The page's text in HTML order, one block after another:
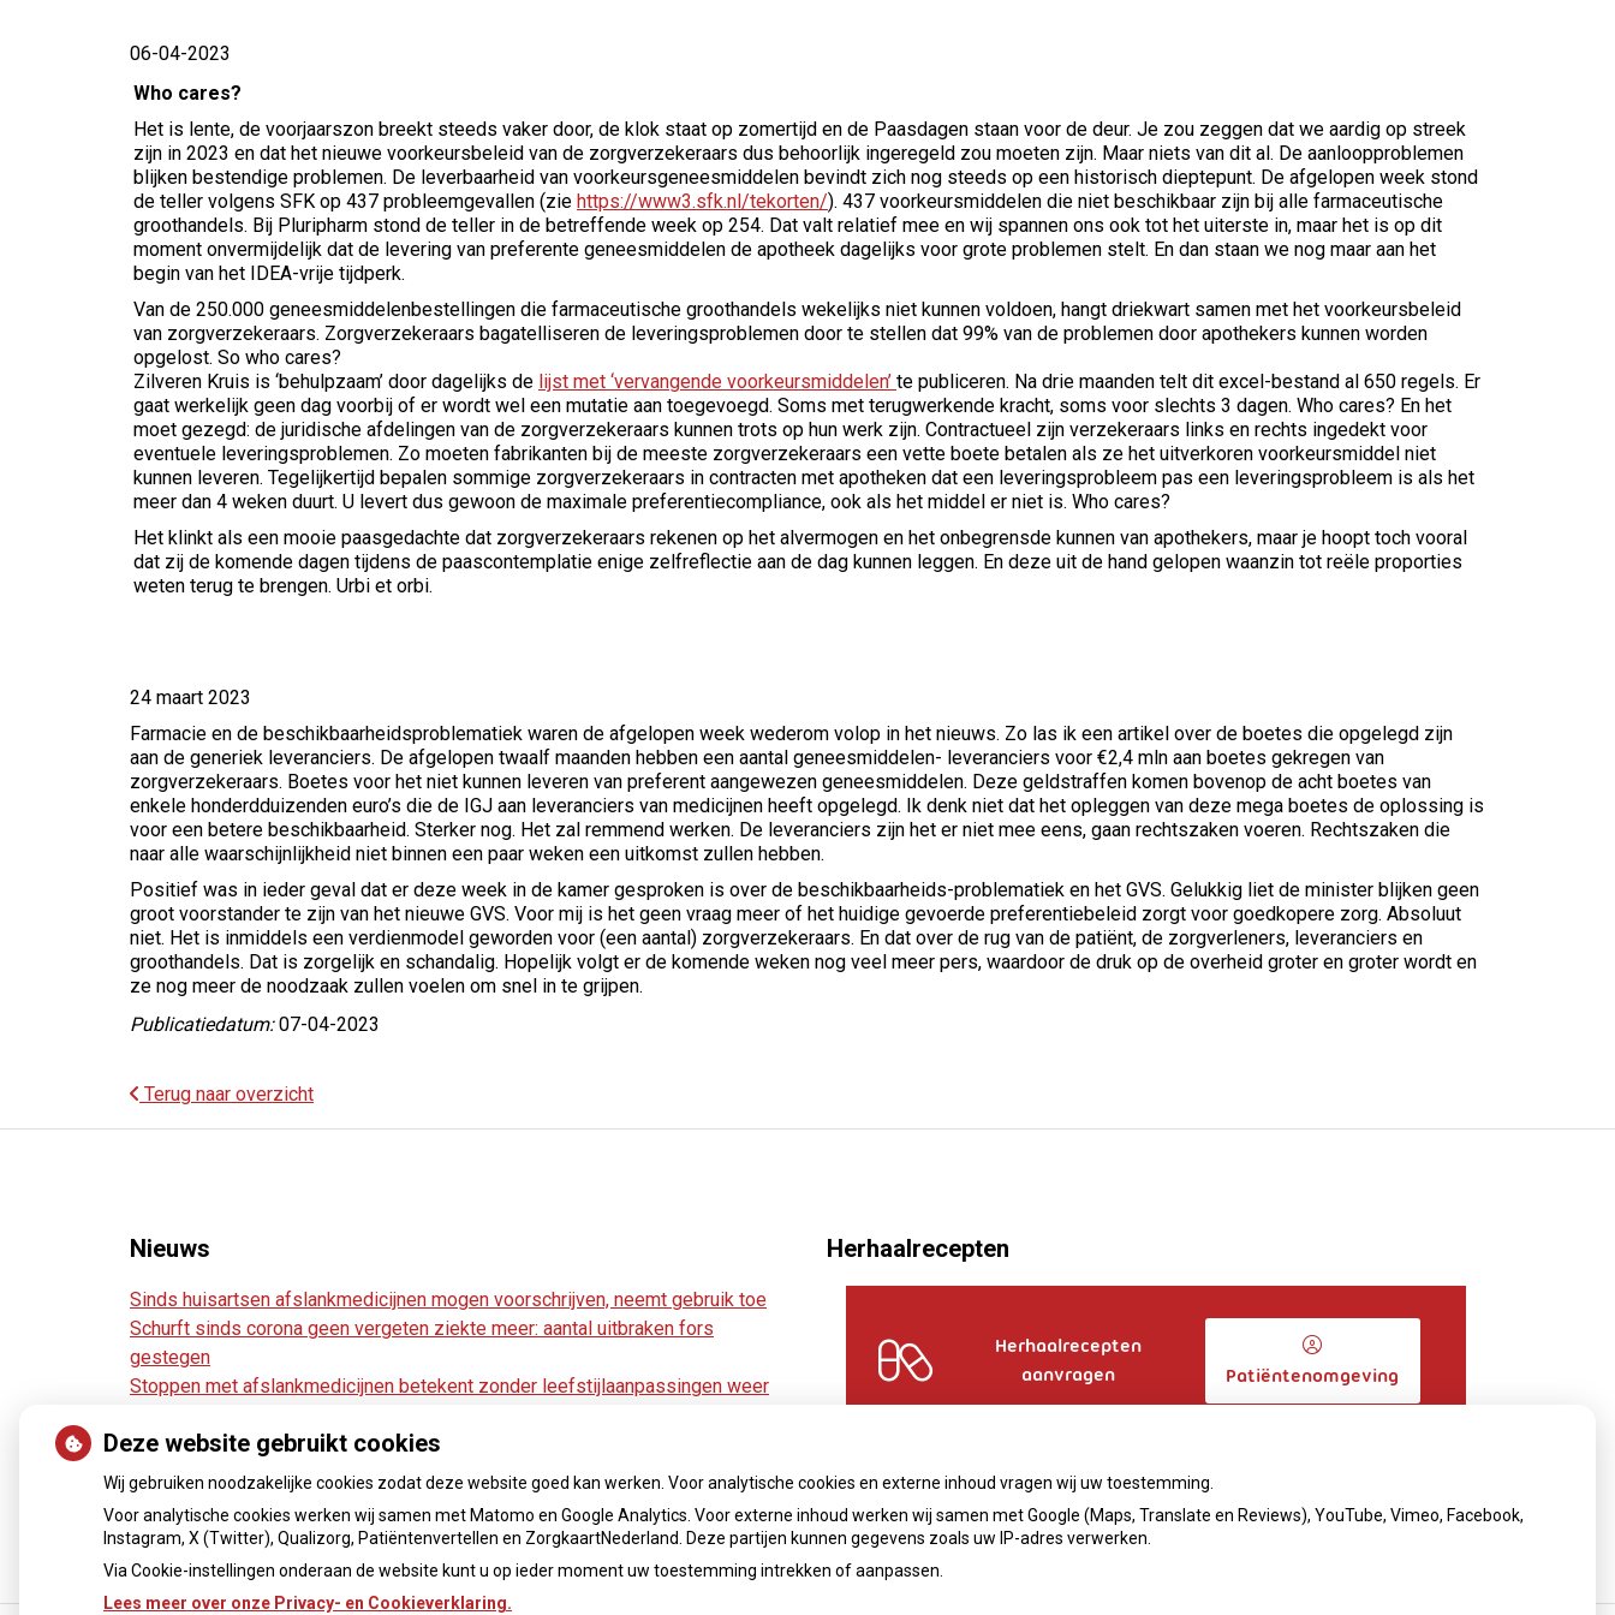
06-04-2023
Who cares?
Het is lente, de voorjaarszon breekt steeds vaker door, de klok staat op zomertijd en de Paasdagen staan voor de deur. Je zou zeggen dat we aardig op streek
zijn in 2023 en dat het nieuwe voorkeursbeleid van de zorgverzekeraars dus behoorlijk ingeregeld zou moeten zijn. Maar niets van dit al. De aanloopproblemen
blijken bestendige problemen. De leverbaarheid van voorkeursgeneesmiddelen bevindt zich nog steeds op een historisch dieptepunt. De afgelopen week stond
de teller volgens SFK op 437 probleemgevallen (zie https://www3.sfk.nl/tekorten/). 437 voorkeursmiddelen die niet beschikbaar zijn bij alle farmaceutische
groothandels. Bij Pluripharm stond de teller in de betreffende week op 254. Dat valt relatief mee en wij spannen ons ook tot het uiterste in, maar het is op dit
moment onvermijdelijk dat de levering van preferente geneesmiddelen de apotheek dagelijks voor grote problemen stelt. En dan staan we nog maar aan het
begin van het IDEA-vrije tijdperk.
Van de 250.000 geneesmiddelenbestellingen die farmaceutische groothandels wekelijks niet kunnen voldoen, hangt driekwart samen met het voorkeursbeleid
van zorgverzekeraars. Zorgverzekeraars bagatelliseren de leveringsproblemen door te stellen dat 99% van de problemen door apothekers kunnen worden
opgelost. So who cares?
Zilveren Kruis is ‘behulpzaam’ door dagelijks de lijst met ‘vervangende voorkeursmiddelen’ te publiceren. Na drie maanden telt dit excel-bestand al 650 regels. Er
gaat werkelijk geen dag voorbij of er wordt wel een mutatie aan toegevoegd. Soms met terugwerkende kracht, soms voor slechts 3 dagen. Who cares? En het
moet gezegd: de juridische afdelingen van de zorgverzekeraars kunnen trots op hun werk zijn. Contractueel zijn verzekeraars links en rechts ingedekt voor
eventuele leveringsproblemen. Zo moeten fabrikanten bij de meeste zorgverzekeraars een vette boete betalen als ze het uitverkoren voorkeursmiddel niet
kunnen leveren. Tegelijkertijd bepalen sommige zorgverzekeraars in contracten met apotheken dat een leveringsprobleem pas een leveringsprobleem is als het
meer dan 4 weken duurt. U levert dus gewoon de maximale preferentiecompliance, ook als het middel er niet is. Who cares?
Het klinkt als een mooie paasgedachte dat zorgverzekeraars rekenen op het alvermogen en het onbegrensde kunnen van apothekers, maar je hoopt toch vooral
dat zij de komende dagen tijdens de paascontemplatie enige zelfreflectie aan de dag kunnen leggen. En deze uit de hand gelopen waanzin tot reële proporties
weten terug te brengen. Urbi et orbi.
24 maart 2023
Farmacie en de beschikbaarheidsproblematiek waren de afgelopen week wederom volop in het nieuws. Zo las ik een artikel over de boetes die opgelegd zijn
aan de generiek leveranciers. De afgelopen twaalf maanden hebben een aantal geneesmiddelen- leveranciers voor €2,4 mln aan boetes gekregen van
zorgverzekeraars. Boetes voor het niet kunnen leveren van preferent aangewezen geneesmiddelen. Deze geldstraffen komen bovenop de acht boetes van
enkele honderdduizenden euro’s die de IGJ aan leveranciers van medicijnen heeft opgelegd. Ik denk niet dat het opleggen van deze mega boetes de oplossing is
voor een betere beschikbaarheid. Sterker nog. Het zal remmend werken. De leveranciers zijn het er niet mee eens, gaan rechtszaken voeren. Rechtszaken die
naar alle waarschijnlijkheid niet binnen een paar weken een uitkomst zullen hebben.
Positief was in ieder geval dat er deze week in de kamer gesproken is over de beschikbaarheids-problematiek en het GVS. Gelukkig liet de minister blijken geen
groot voorstander te zijn van het nieuwe GVS. Voor mij is het geen vraag meer of het huidige gevoerde preferentiebeleid zorgt voor goedkopere zorg. Absoluut
niet. Het is inmiddels een verdienmodel geworden voor (een aantal) zorgverzekeraars. En dat over de rug van de patiënt, de zorgverleners, leveranciers en
groothandels. Dat is zorgelijk en schandalig. Hopelijk volgt er de komende weken nog veel meer pers, waardoor de druk op de overheid groter en groter wordt en
ze nog meer de noodzaak zullen voelen om snel in te grijpen.
Publicatiedatum:07-04-2023
Terug naar overzicht
Nieuws
Sinds huisartsen afslankmedicijnen mogen voorschrijven, neemt gebruik toe
Schurft sinds corona geen vergeten ziekte meer: aantal uitbraken fors
gestegen
Stoppen met afslankmedicijnen betekent zonder leefstijlaanpassingen weer
Kookadvies drinkwater in provincie Utrecht vanwege besmetting
Terugroepactie babyvoeding Nestlé: bacterie kan baby’s ziek maken
Herhaalrecepten
Herhaalrecepten
aanvragen
Patiëntenomgeving
Deze website gebruikt cookies
Wij gebruiken noodzakelijke cookies zodat deze website goed kan werken. Voor analytische cookies en externe inhoud vragen wij uw toestemming.
Voor analytische cookies werken wij samen met Matomo en Google Analytics. Voor externe inhoud werken wij samen met Google (Maps, Translate en Reviews), YouTube, Vimeo, Facebook,
Instagram, X (Twitter), Qualizorg, Patiëntenvertellen en ZorgkaartNederland. Deze partijen kunnen gegevens zoals uw IP-adres verwerken.
Via Cookie-instellingen onderaan de website kunt u op ieder moment uw toestemming intrekken of aanpassen.
Lees meer over onze Privacy- en Cookieverklaring.